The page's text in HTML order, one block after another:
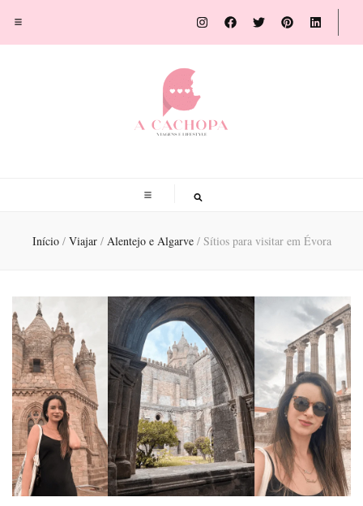
Início / Viajar / Alentejo e Algarve / Sítios para visitar em Évora